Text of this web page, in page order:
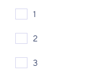
1
2
3